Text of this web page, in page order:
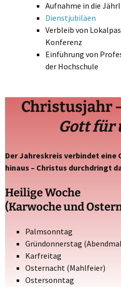
Aufnahme in die
Dienstjubiläen
Verbleib von
Konferenz
Einführung von
der Hochschule
Christusjahr
Gott für
Der Jahreskreis verbindet eine
hinaus – Christus durchdringt
Heilige Woche
(Karwoche und
Palmsonntag
Gründonnerstag
Karfreitag
Osternacht (Mahlfeier)
Ostersonntag